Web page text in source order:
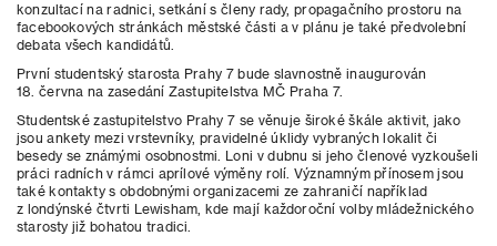
konzultací na radnici, setkání s členy rady, propagačního prostoru na
facebookových stránkách městské části a v plánu je také předvolební
debata všech kandidátů.
První studentský starosta Prahy 7 bude slavnostně inaugurován
18. června na zasedání Zastupitelstva MČ Praha 7.
Studentské zastupitelstvo Prahy 7 se věnuje široké škále aktivit, jako
jsou ankety mezi vrstevníky, pravidelné úklidy vybraných lokalit či
besedy se známými osobnostmi. Loni v dubnu si jeho členové vyzkoušeli
práci radních v rámci aprílové výměny rolí. Významným přínosem jsou
také kontakty s obdobnými organizacemi ze zahraničí například
z londýnské čtvrti Lewisham, kde mají každoroční volby mládežnického
starosty již bohatou tradici.